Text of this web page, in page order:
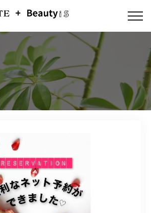
ABOUT US
FLOW
MENU
ACCESS
Q & A